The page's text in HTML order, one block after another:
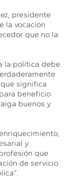
presidente
la vocación
que no la
la política debe
significa
beneficio
buenos y
y
que
de servicio